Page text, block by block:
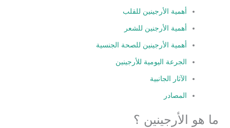
أهمية الأرجينين للقلب
أهمية الأرجنين للشعر
أهمية الأرجينين للصحة الجنسية
الجرعة اليومية للأرجينين
الآثار الجانبية
المصادر
ما هو الأرجينين ؟